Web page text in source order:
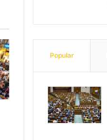
Popular